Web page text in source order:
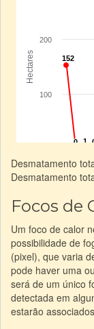
Desmatamento
Desmatamento
Focos de
Um foco de calor
possibilidade de
(pixel), que varia
pode haver uma
será de um único
detectada em
estarão